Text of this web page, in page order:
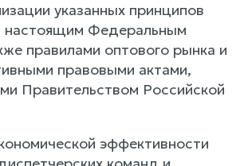
указанных принципов
настоящим Федеральным
правилами оптового рынка и
правовыми актами,
Правительством Российской
эффективности